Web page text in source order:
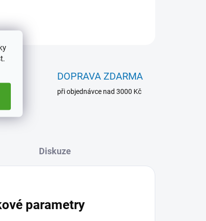
DOPRAVA ZDARMA
při objednávce nad 3000 Kč
Diskuze
parametry